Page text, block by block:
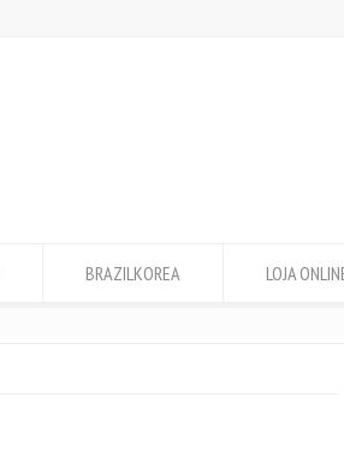
BRAZILKOREA LOJA